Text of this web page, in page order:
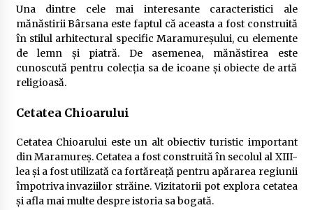
Una dintre cele mai interesante caracteristici ale
mănăstirii Bârsana este faptul că aceasta a fost construită
în stilul arhitectural specific Maramureșului, cu elemente
de lemn și piatră. De asemenea, mănăstirea este
cunoscută pentru colecția sa de icoane și obiecte de artă
religioasă.
Cetatea Chioarului
Cetatea Chioarului este un alt obiectiv turistic important
din Maramureș. Cetatea a fost construită în secolul al XIII-
lea și a fost utilizată ca fortăreață pentru apărarea regiunii
împotriva invaziilor străine. Vizitatorii pot explora cetatea
și afla mai multe despre istoria sa bogată.